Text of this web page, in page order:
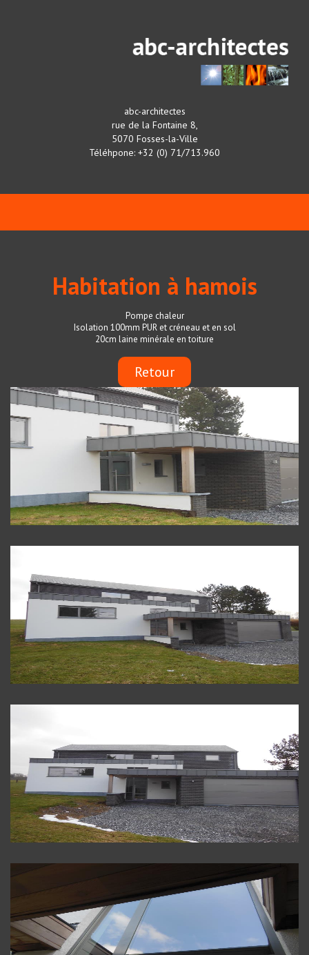
abc-architectes
rue de la Fontaine 8,
5070 Fosses-la-Ville
Téléhpone: +32 (0) 71/713.960
Habitation à hamois
Pompe chaleur
Isolation 100mm PUR et créneau et en sol
20cm laine minérale en toiture
Retour